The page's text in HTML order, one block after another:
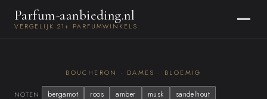
Parfum-aanbieding.nl
VERGELIJK 21+ PARFUMWINKELS
BOUCHERON · DAMES · BLOEMIG
NOTEN bergamot roos amber musk sandelhout